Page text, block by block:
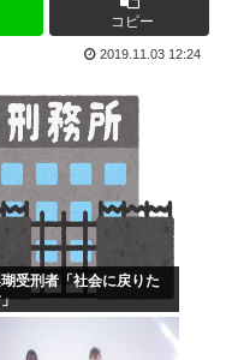
言としてブロガーにま...
！気持ち悪いのやだ！...
んだけど皆は見たこと...
真を高市が勝手にSN...
まって動かなくなった...
キャラ、存在しない
コピー
2019.11.03 12:24
受刑者「社会に戻りた